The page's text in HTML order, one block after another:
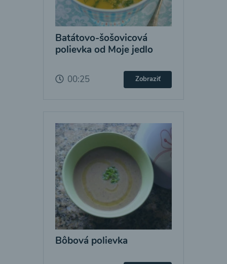
Batátovo-šošovicová
polievka od Moje jedlo
00:25 Zobraziť
Bôbová polievka